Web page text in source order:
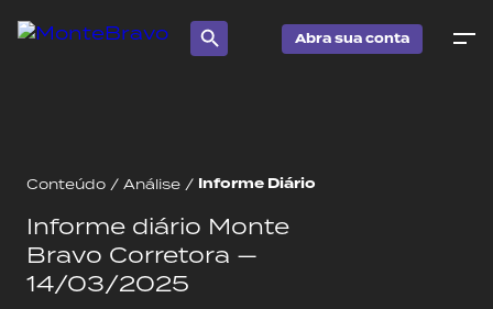
Abra sua conta
Conteúdo / Análise / Informe Diário
Informe diário Monte
Bravo Corretora —
14/03/2025